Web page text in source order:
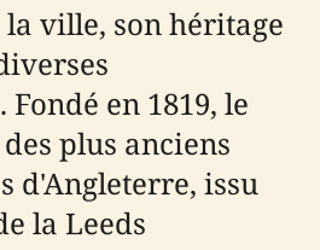
ville, son héritage
en 1819, le
plus anciens
d'Angleterre, issu
la Leeds